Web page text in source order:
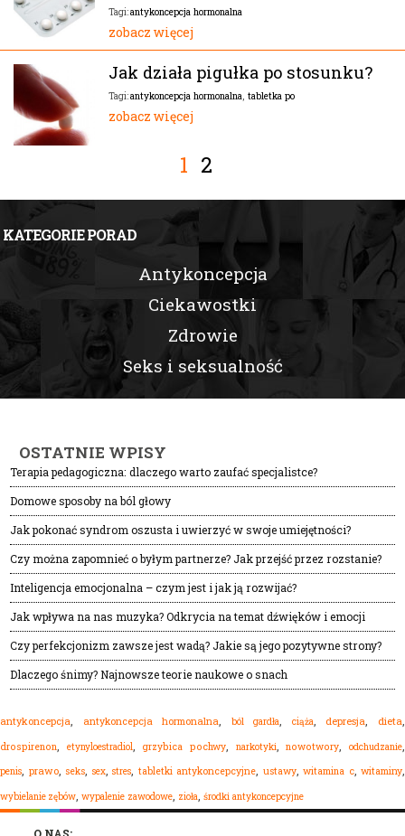
Tagi:antykoncepcja hormonalna
zobacz więcej
Jak działa pigułka po stosunku?
Tagi:antykoncepcja hormonalna, tabletka po
zobacz więcej
1 2
KATEGORIE PORAD
Antykoncepcja
Ciekawostki
Zdrowie
Seks i seksualność
OSTATNIE WPISY
Terapia pedagogiczna: dlaczego warto zaufać specjalistce?
Domowe sposoby na ból głowy
Jak pokonać syndrom oszusta i uwierzyć w swoje umiejętności?
Czy można zapomnieć o byłym partnerze? Jak przejść przez rozstanie?
Inteligencja emocjonalna – czym jest i jak ją rozwijać?
Jak wpływa na nas muzyka? Odkrycia na temat dźwięków i emocji
Czy perfekcjonizm zawsze jest wadą? Jakie są jego pozytywne strony?
Dlaczego śnimy? Najnowsze teorie naukowe o snach
antykoncepcja antykoncepcja hormonalna ból gardła ciąża depresja ,dieta
drospirenon etynyloestradiol grzybica pochwy narkotyki ,nowotwory ,odchudzanie
penis prawo, seks sex, stres tabletki antykoncepcyjne ustawy, witamina c, witaminy
wybielanie zębów wypalenie zawodowe zioła środki antykoncepcyjne